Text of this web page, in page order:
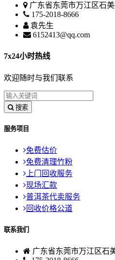
广东省东莞市万江区石
175-2018-8666
袁先生
6152413@qq.com
7x24小时热线
欢迎随时与我们联系
搜索
服务项目
免费估价
免费清理竹粉
上门回收服务
现场汇款
普洱茶代卖服务
回收价格公道
联系我们
广东省东莞市万江区石